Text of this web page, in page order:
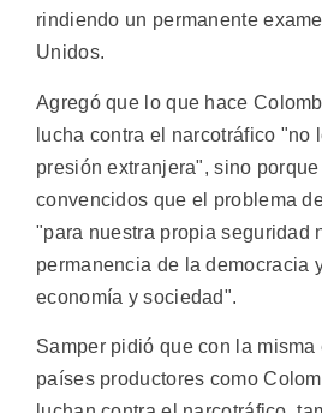
rindiendo un permanente
Unidos.
Agregó que lo que hace
lucha contra el narcotráfico "no
presión extranjera", sino
convencidos que el problema
"para nuestra propia seguridad
permanencia de la democracia
economía y sociedad".
Samper pidió que con la
países productores como